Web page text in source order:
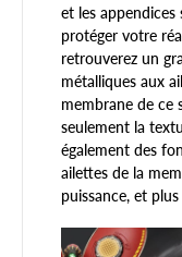
et les
protéger votre
retrouverez un
métalliques aux
membrane de ce
seulement la
également des
ailettes de la
puissance, et